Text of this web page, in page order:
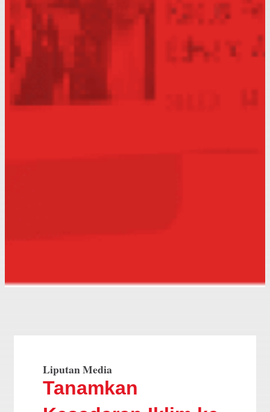
Liputan Media
Tanamkan